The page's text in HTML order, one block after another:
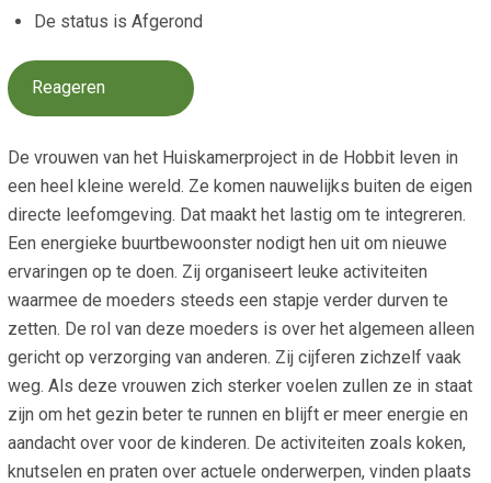
De status is Afgerond
Reageren
De vrouwen van het Huiskamerproject in de Hobbit leven in
een heel kleine wereld. Ze komen nauwelijks buiten de eigen
directe leefomgeving. Dat maakt het lastig om te integreren.
Een energieke buurtbewoonster nodigt hen uit om nieuwe
ervaringen op te doen. Zij organiseert leuke activiteiten
waarmee de moeders steeds een stapje verder durven te
zetten. De rol van deze moeders is over het algemeen alleen
gericht op verzorging van anderen. Zij cijferen zichzelf vaak
weg. Als deze vrouwen zich sterker voelen zullen ze in staat
zijn om het gezin beter te runnen en blijft er meer energie en
aandacht over voor de kinderen. De activiteiten zoals koken,
knutselen en praten over actuele onderwerpen, vinden plaats